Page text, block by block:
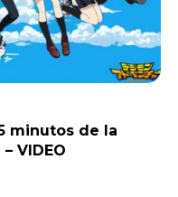
minutos de la
VIDEO